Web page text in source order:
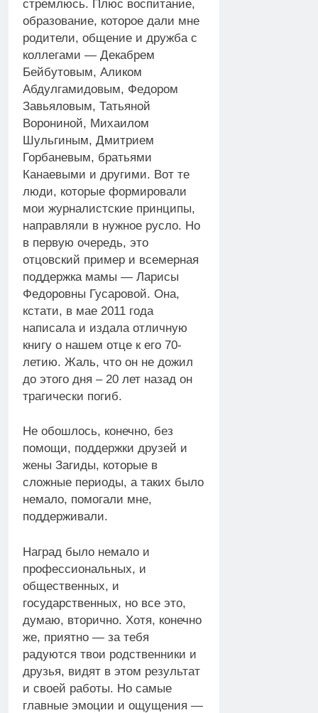
стремлюсь. Плюс воспитание,
образование, которое дали мне
родители, общение и дружба с
коллегами — Декабрем
Бейбутовым, Аликом
Абдулгамидовым, Федором
Завьяловым, Татьяной
Ворониной, Михаилом
Шульгиным, Дмитрием
Горбаневым, братьями
Канаевыми и другими. Вот те
люди, которые формировали
мои журналистские принципы,
направляли в нужное русло. Но
в первую очередь, это
отцовский пример и всемерная
поддержка мамы — Ларисы
Федоровны Гусаровой. Она,
кстати, в мае 2011 года
написала и издала отличную
книгу о нашем отце к его 70-
летию. Жаль, что он не дожил
до этого дня – 20 лет назад он
трагически погиб.
Не обошлось, конечно, без
помощи, поддержки друзей и
жены Загиды, которые в
сложные периоды, а таких было
немало, помогали мне,
поддерживали.
Наград было немало и
профессиональных, и
общественных, и
государственных, но все это,
думаю, вторично. Хотя, конечно
же, приятно — за тебя
радуются твои родственники и
друзья, видят в этом результат
и своей работы. Но самые
главные эмоции и ощущения —